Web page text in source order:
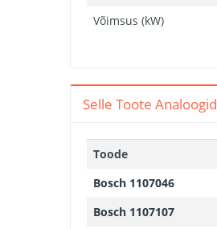
Võimsus (kW)
Selle Toote Analoogid
Toode
Bosch 1107046
Bosch 1107107